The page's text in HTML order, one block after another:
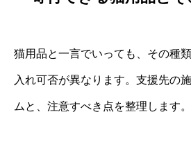
猫用品と一言でいっても、その種
入れ可否が異なります。支援先の
ムと、注意すべき点を整理します。